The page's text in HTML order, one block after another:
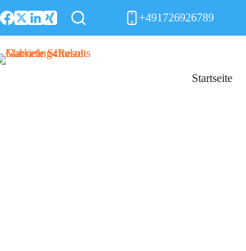
Inhalt
+491726926789
Startseite